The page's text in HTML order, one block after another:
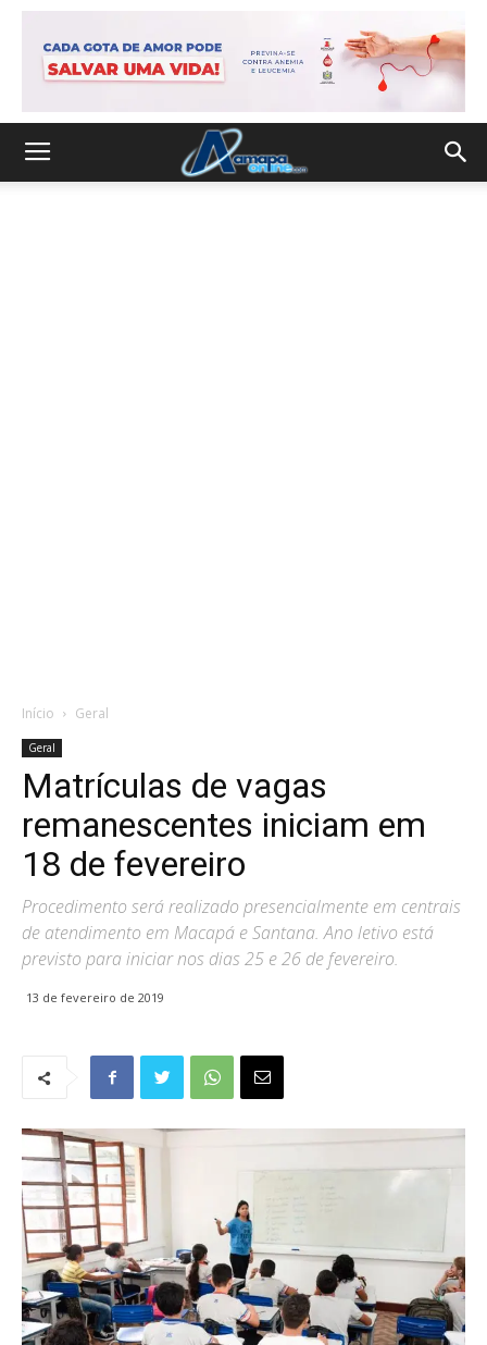
Início Geral
Geral
Matrículas de vagas
remanescentes iniciam em
18 de fevereiro
Procedimento será realizado presencialmente em centrais
de atendimento em Macapá e Santana. Ano letivo está
previsto para iniciar nos dias 25 e 26 de fevereiro.
13 de fevereiro de 2019